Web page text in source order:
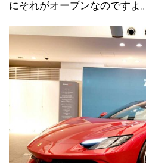
にそれがオープンなのですよ。